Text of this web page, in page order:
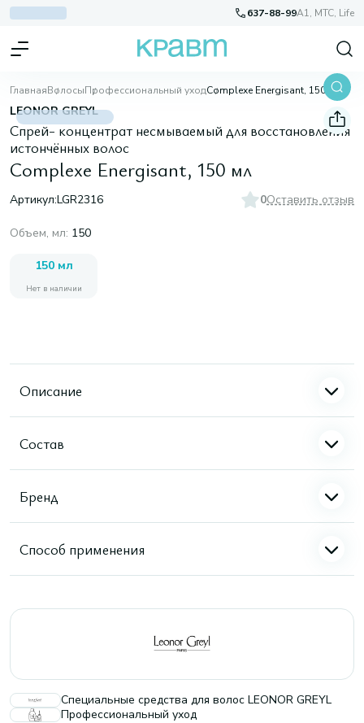
637-88-99A1, МТС, Life
ГлавнаяВолосыПрофессиональный уходComplexe Energisant, 150 мл
LEONOR GREYL
Спрей- концентрат несмываемый для восстановления
истончённых волос
Complexe Energisant, 150 мл
Артикул:LGR2316 0Оставить отзыв
Объем, мл: 150
150 мл
Нет в наличии
Описание
Состав
Бренд
Способ применения
Специальные средства для волос LEONOR GREYL
Профессиональный уход